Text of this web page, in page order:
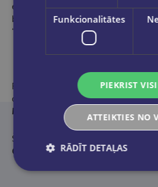
eksemplāru. Apgāds “Kontinents”
brīnišķīgu triloģiju, kurā ietilpst
“Laimīgais vilnis”, “Cerību osta” un
Robertsa vienmēr ir pratusi radīt
dzīvot līdzi. Bravo!
Kirkus
Šai grāmatai noteikti jābūt uz tava
Goodreads
Funkcionalitātes
PIEKRIST
ATTEIKTIES NO
RĀDĪT DETAĻAS